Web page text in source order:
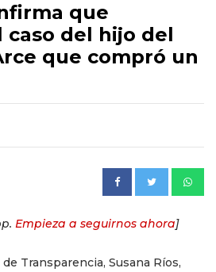
que
caso del hijo del
que compró un
Empieza a seguirnos ahora]
Transparencia, Susana Ríos,